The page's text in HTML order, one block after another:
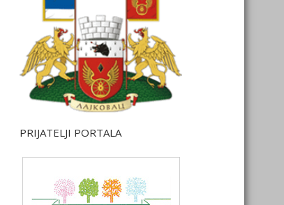
PRIJATELJI PORTALA